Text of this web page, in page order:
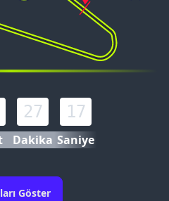
27
Dakika
16
Saniye
Seansları Göster